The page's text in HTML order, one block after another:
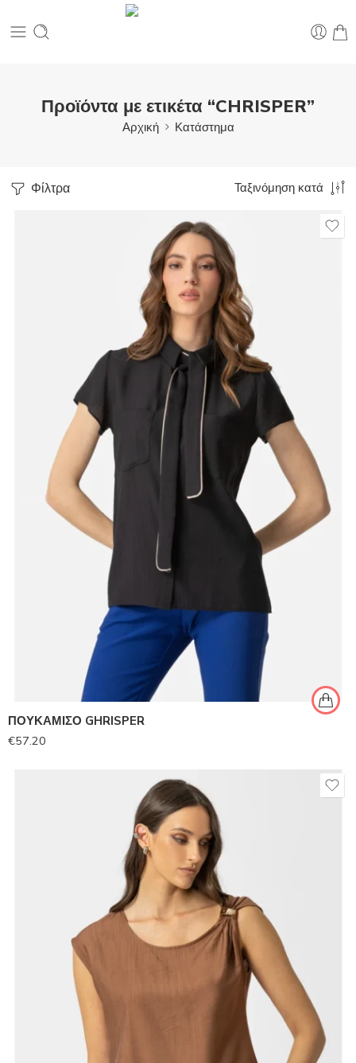
Προϊόντα με ετικέτα “CHRISPER”
Αρχική Κατάστημα
Φίλτρα Ταξινόμηση κατά
ΠΟΥΚΑΜΙΣΟ GHRISPER
€57.20